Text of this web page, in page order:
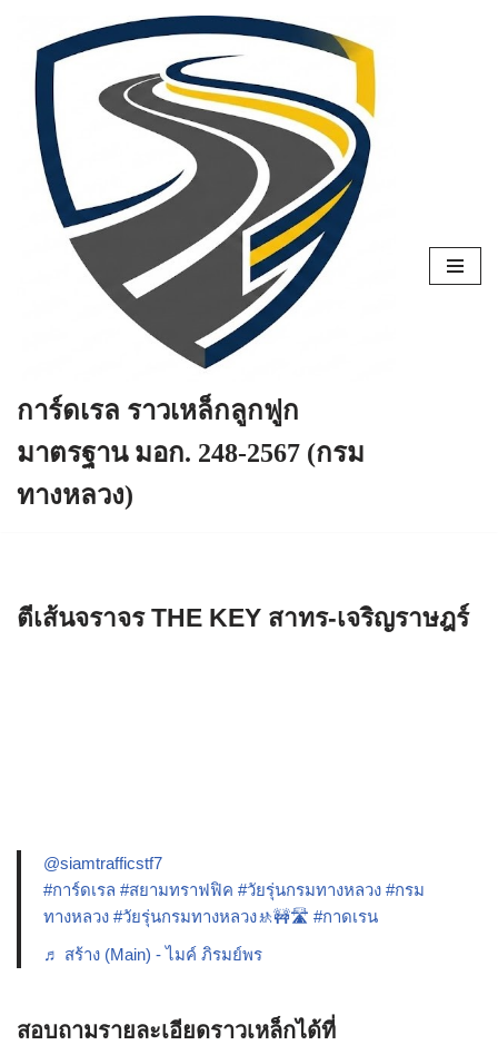
Skip
content
การ์ดเรล ราวเหล็กลูกฟูก
มาตรฐาน มอก. 248-2567 (กรม
ทางหลวง)
ตีเส้นจราจร THE KEY สาทร-เจริญราษฎร์
@siamtrafficstf7
#การ์ดเรล #สยามทราฟฟิค #วัยรุ่นกรมทางหลวง #กรม
ทางหลวง #วัยรุ่นกรมทางหลวง🚸🚧🛣️ #กาดเรน
♬ สร้าง (Main) - ไมค์ ภิรมย์พร
สอบถามรายละเอียดราวเหล็กได้ที่